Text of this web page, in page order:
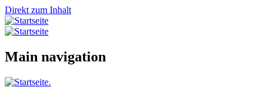
Direkt zum Inhalt
Main navigation